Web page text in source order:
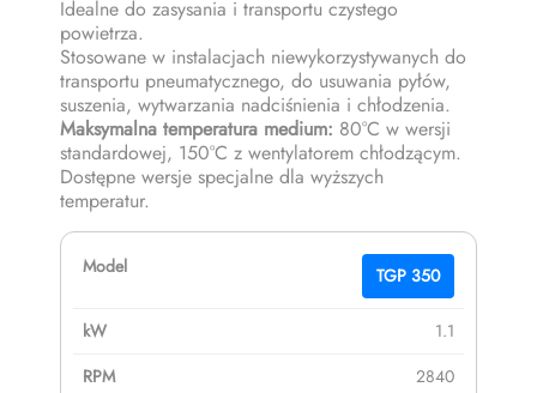
Idealne do zasysania i transportu czystego
powietrza.
Stosowane w instalacjach niewykorzystywanych do
transportu pneumatycznego, do usuwania pyłów,
suszenia, wytwarzania nadciśnienia i chłodzenia.
Maksymalna temperatura medium: 80°C w wersji
standardowej, 150°C z wentylatorem chłodzącym.
Dostępne wersje specjalne dla wyższych
temperatur.
TGP 350
1.1
2840